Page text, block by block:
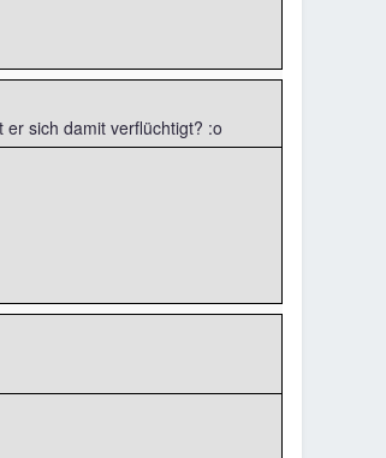
sich damit verflüchtigt? :o